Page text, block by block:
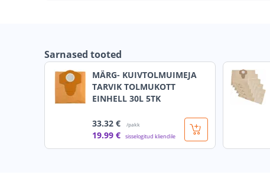
Sarnased tooted
MÄRG- KUIVTOLMUIMEJA
TARVIK TOLMUKOTT
EINHELL 30L 5TK
33.32 € /pakk
19.99 € sisselogitud kliendile